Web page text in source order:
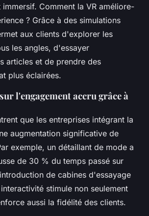
Comment la VR améliore-
? Grâce à des simulations
aux clients d'explorer les
les angles, d'essayer
articles et de prendre des
plus éclairées.
l'engagement accru grâce à
que les entreprises intégrant la
augmentation significative de
exemple, un détaillant de mode a
de 30 % du temps passé sur
de cabines d'essayage
stimule non seulement
aussi la fidélité des clients.